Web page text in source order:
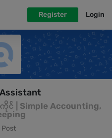
Register Login
င် | Simple Accounting,
Post